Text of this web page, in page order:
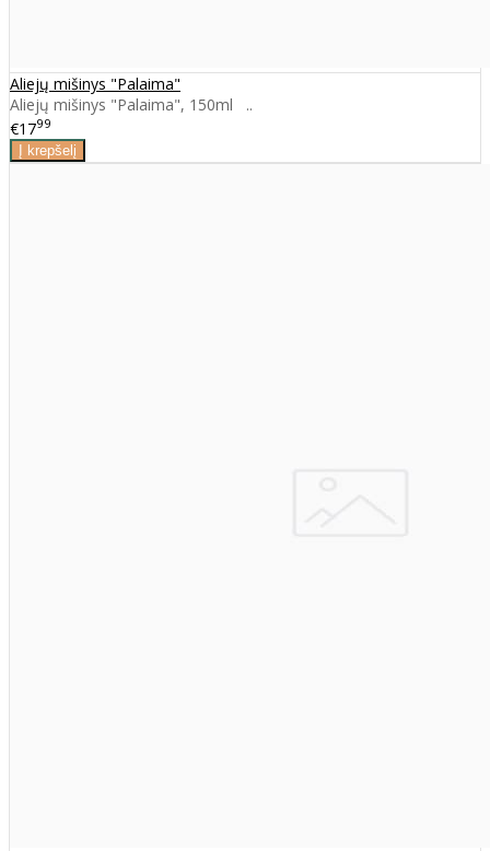
Aliejų mišinys "Palaima"
Aliejų mišinys "Palaima", 150ml ..
€1799